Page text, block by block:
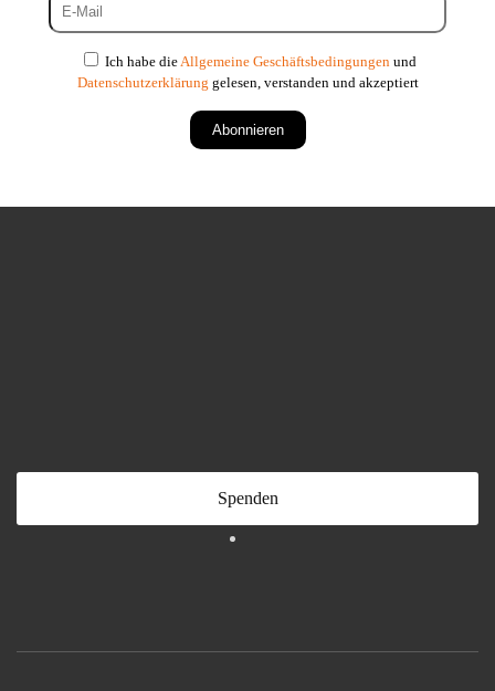
Ich habe dieAllgemeine Geschäftsbedingungenund
Datenschutzerklärung gelesen, verstanden und akzeptiert
Abonnieren
Spenden